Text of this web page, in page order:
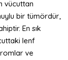
vücuttan
bir tümördür,
En sık
lenf
ve